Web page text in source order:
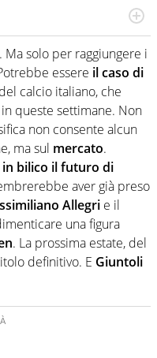
radiofonico, per Virgilio
sguardo attento e
B e Serie C
Ma solo per raggiungere i
essere il caso di
calcio italiano, che
queste settimane. Non
non consente alcun
ma sul mercato.
bilico il futuro di
aver già preso
Allegri e il
una figura
. La prossima estate, del
definitivo. E Giuntoli